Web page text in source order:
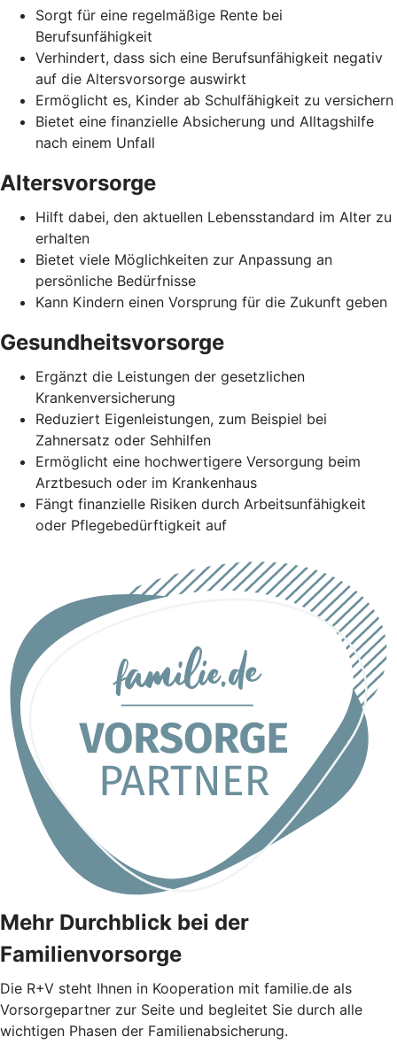
Sorgt für eine regelmäßige Rente bei
Berufsunfähigkeit
Verhindert, dass sich eine Berufsunfähigkeit negativ
auf die Altersvorsorge auswirkt
Ermöglicht es, Kinder ab Schulfähigkeit zu versichern
Bietet eine finanzielle Absicherung und Alltagshilfe
nach einem Unfall
Altersvorsorge
Hilft dabei, den aktuellen Lebensstandard im Alter zu
erhalten
Bietet viele Möglichkeiten zur Anpassung an
persönliche Bedürfnisse
Kann Kindern einen Vorsprung für die Zukunft geben
Gesundheitsvorsorge
Ergänzt die Leistungen der gesetzlichen
Krankenversicherung
Reduziert Eigenleistungen, zum Beispiel bei
Zahnersatz oder Sehhilfen
Ermöglicht eine hochwertigere Versorgung beim
Arztbesuch oder im Krankenhaus
Fängt finanzielle Risiken durch Arbeitsunfähigkeit
oder Pflegebedürftigkeit auf
Mehr Durchblick bei der
Familienvorsorge
Die R+V steht Ihnen in Kooperation mit familie.de als
Vorsorgepartner zur Seite und begleitet Sie durch alle
wichtigen Phasen der Familienabsicherung.